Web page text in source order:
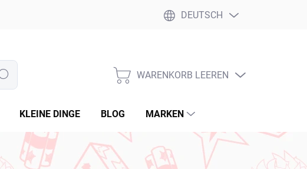
DEUTSCH
WARENKORB
WARENKORB LEEREN
KLEINE DINGE BLOG MARKEN